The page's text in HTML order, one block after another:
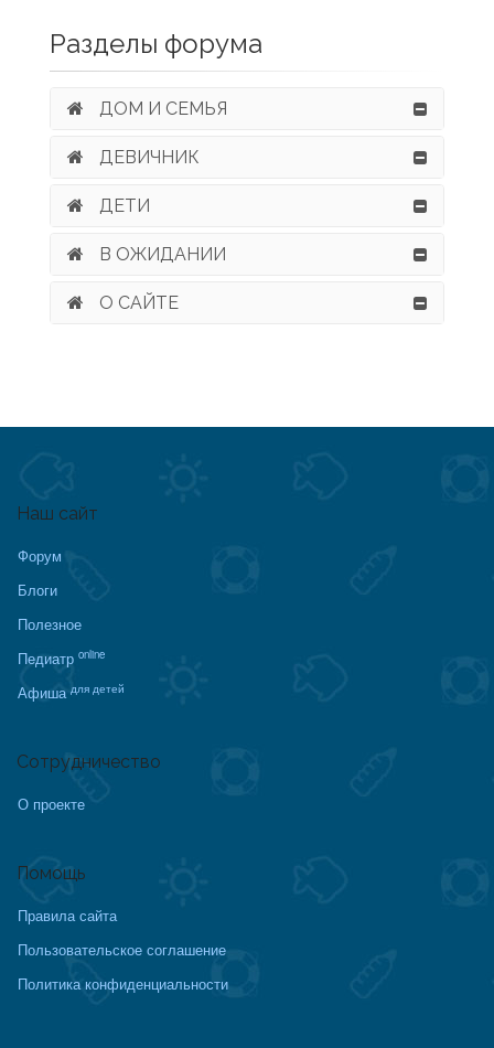
Разделы форума
ДОМ И СЕМЬЯ
ДЕВИЧНИК
ДЕТИ
В ОЖИДАНИИ
О САЙТЕ
Наш сайт
Форум
Блоги
Полезное
Педиатр online
Афиша для детей
Сотрудничество
О проекте
Помощь
Правила сайта
Пользовательское соглашение
Политика конфиденциальности